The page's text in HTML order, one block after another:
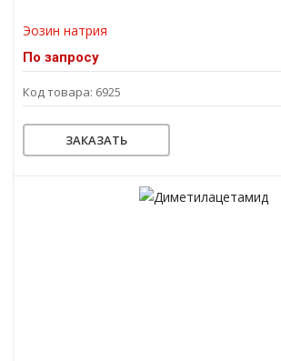
Эозин натрия
По запросу
Код товара: 6925
ЗАКАЗАТЬ